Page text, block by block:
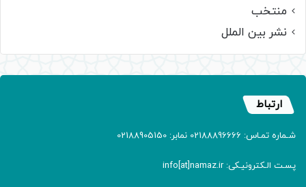
منتخب
نشر بین الملل
ارتباط
شـماره تمـاس: 02188896666 نمابر: 02188905150
پسـت الـکترونیـکی: info[at]namaz.ir